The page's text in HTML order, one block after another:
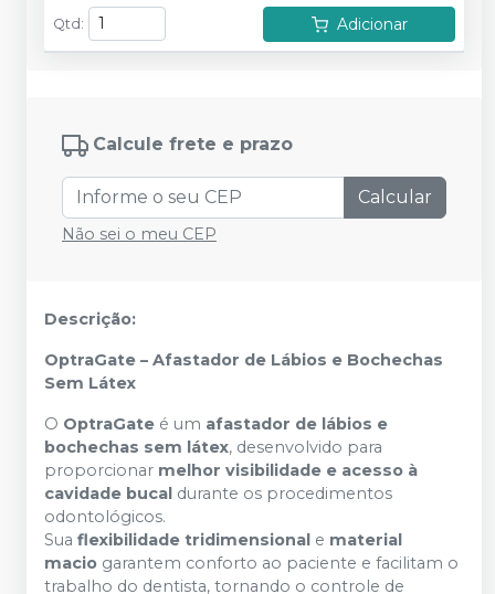
Qtd : Adicionar
Calcule frete e prazo
Calcular
Não sei o meu CEP
Descrição:
OptraGate – Afastador de Lábios e Bochechas
Sem Látex
O OptraGate é um afastador de lábios e
bochechas sem látex, desenvolvido para
proporcionar melhor visibilidade e acesso à
cavidade bucal durante os procedimentos
odontológicos.
Sua flexibilidade tridimensional e material
macio garantem conforto ao paciente e facilitam o
trabalho do dentista, tornando o controle de